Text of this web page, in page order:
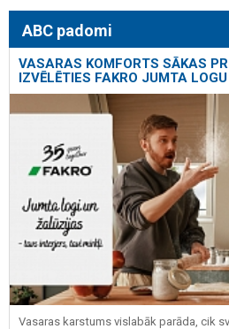
ABC padomi
VASARAS KOMFORTS SĀKAS
IZVĒLĒTIES FAKRO JUMTA
Vasaras karstums vislabāk parāda, cik